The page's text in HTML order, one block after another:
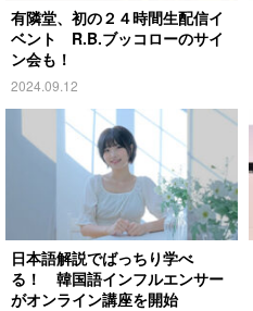
有隣堂、初の２４時間生配信イ
ベント R.B.ブッコローのサイ
ン会も！
2024.09.12
日本語解説でばっちり学べ
る！ 韓国語インフルエンサー
がオンライン講座を開始